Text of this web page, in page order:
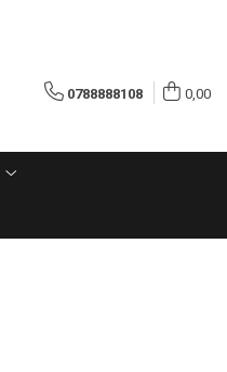
0788888108 0,00